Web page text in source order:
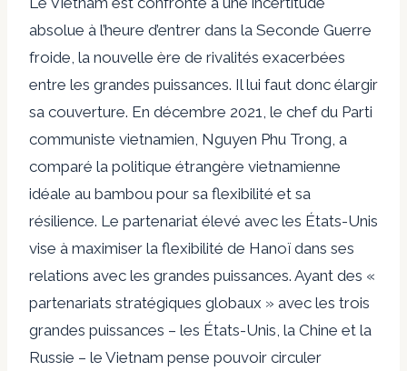
absolue à l’heure d’entrer dans la Seconde Guerre
froide, la nouvelle ère de rivalités exacerbées
entre les grandes puissances. Il lui faut donc élargir
sa couverture. En décembre 2021, le chef du Parti
communiste vietnamien, Nguyen Phu Trong, a
comparé la politique étrangère vietnamienne
idéale au bambou pour sa flexibilité et sa
résilience. Le partenariat élevé avec les États-Unis
vise à maximiser la flexibilité de Hanoï dans ses
relations avec les grandes puissances. Ayant des «
partenariats stratégiques globaux » avec les trois
grandes puissances – les États-Unis, la Chine et la
Russie – le Vietnam pense pouvoir circuler